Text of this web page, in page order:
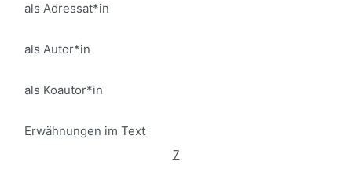
als Adressat*in
als Autor*in
als Koautor*in
Erwähnungen im Text
7